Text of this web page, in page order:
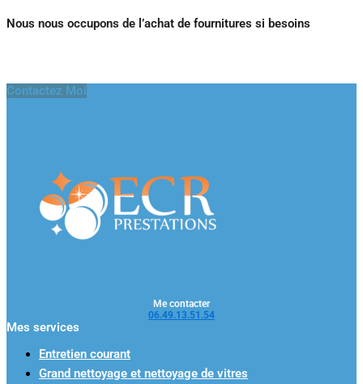
Nous nous occupons de l’achat de fournitures si besoins
Contactez Moi
Me contacter
06.49.13.51.54
Mes services
Entretien courant
Grand nettoyage et nettoyage de vitres